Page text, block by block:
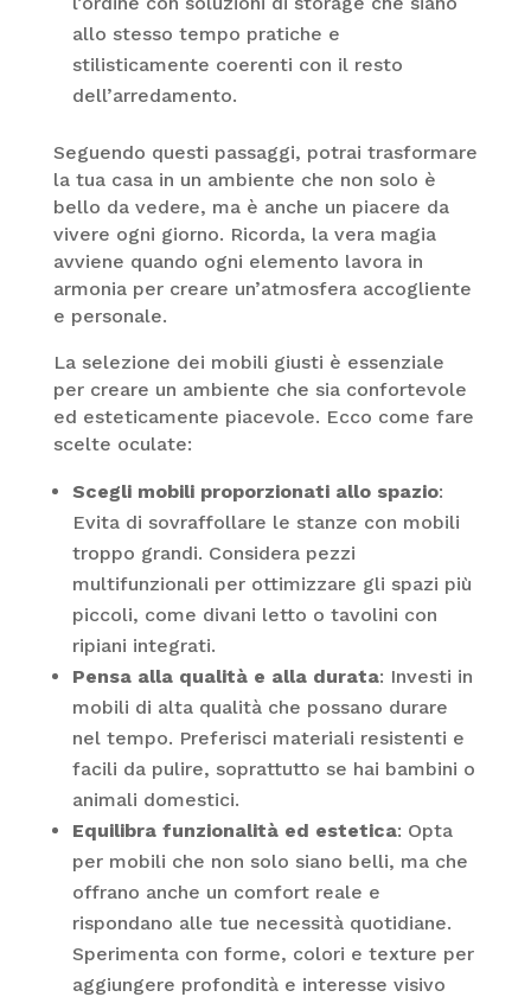
allo stesso tempo pratiche e
stilisticamente coerenti con il resto
dell’arredamento.
Seguendo questi passaggi, potrai trasformare
la tua casa in un ambiente che non solo è
bello da vedere, ma è anche un piacere da
vivere ogni giorno. Ricorda, la vera magia
avviene quando ogni elemento lavora in
armonia per creare un’atmosfera accogliente
e personale.
La selezione dei mobili giusti è essenziale
per creare un ambiente che sia confortevole
ed esteticamente piacevole. Ecco come fare
scelte oculate:
Scegli mobili proporzionati allo spazio:
Evita di sovraffollare le stanze con mobili
troppo grandi. Considera pezzi
multifunzionali per ottimizzare gli spazi più
piccoli, come divani letto o tavolini con
ripiani integrati.
Pensa alla qualità e alla durata: Investi in
mobili di alta qualità che possano durare
nel tempo. Preferisci materiali resistenti e
facili da pulire, soprattutto se hai bambini o
animali domestici.
Equilibra funzionalità ed estetica: Opta
per mobili che non solo siano belli, ma che
offrano anche un comfort reale e
rispondano alle tue necessità quotidiane.
Sperimenta con forme, colori e texture per
aggiungere profondità e interesse visivo